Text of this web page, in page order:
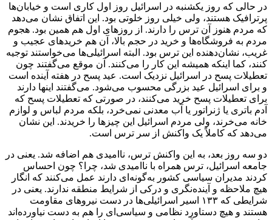
در حالی که روز یکشنبه در اسرائیل روز اول کاری است و خیابان‌ها
پرترافیک هستند، ولی خیلی روز خلوتی بود. این اتفاق نشان می‌دهد
که مردم هنوز آن ترس را دارند. از روزهای اول هم همین بود. هجوم
مردم به فروشگاه‌ها و خرید در حجم بالا، آن هم خریدهای عجیب و
غریب، نشان‌دهنده این ترس بود. البته اسرائیلی‌ها می‌خواستند توجیه
کنند، کما اینکه همیشه این کار را می‌کنند. آن موقع می‌گفتند چون
تعطیلات پسح در اسرائیل نزدیک است. عید پسح در هفته آینده است
و برای اسرائیل عید بزرگی محسوب می‌شود. می‌گفتند اینها دارند
برای تعطیلات پسح خرید می‌‌کنند، در صورتی که تعطیلات پسح که
آدم باتری یا ژنراتور یا آب معدنی نمی‌خرد، بلکه مردم لباس و لوازم
خانه می‌خرند، ولی مردم اسرائیل این چیزها را خریدند. این نشان
می‌دهد که کاملاً یک واکنش از سر ترس است.
دو سه روز بعد، به این واکنش ترس، ناامیدی هم اضافه شد. یعنی در
جامعه اسرائیل، ترس همراه با ناامیدی شد، چرا؟ چون احساس
کردند مدیران سیاسی کشور به‌گونه‌ای دارند عمل می‌کنند که انگار
هیچ ملاحظه و آینده‌نگری و درکی از شرایط منطقه ندارند. یعنی در
شرایطی که ۱۳۳ اسیر اسرائیلی‌ها در دست نیروهای مقاومت
هستند و هیچ دستاورد نظامی و سیاسی‌ای را هم به دست نیاورده‌اند